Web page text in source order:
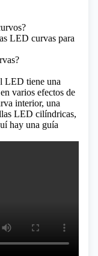
LED curvas para
LED tiene una
varios efectos de
interior, una
LED cilíndricas,
hay una guía